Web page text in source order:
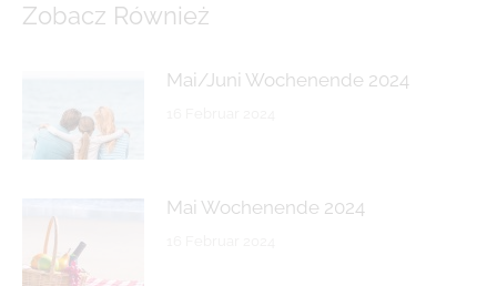
Zobacz Również
Mai/Juni Wochenende 2024
Mai Wochenende 2024